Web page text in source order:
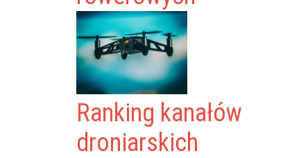
Ranking kanałów
droniarskich